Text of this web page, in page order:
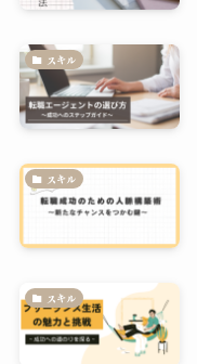
スキル
スキル
スキル